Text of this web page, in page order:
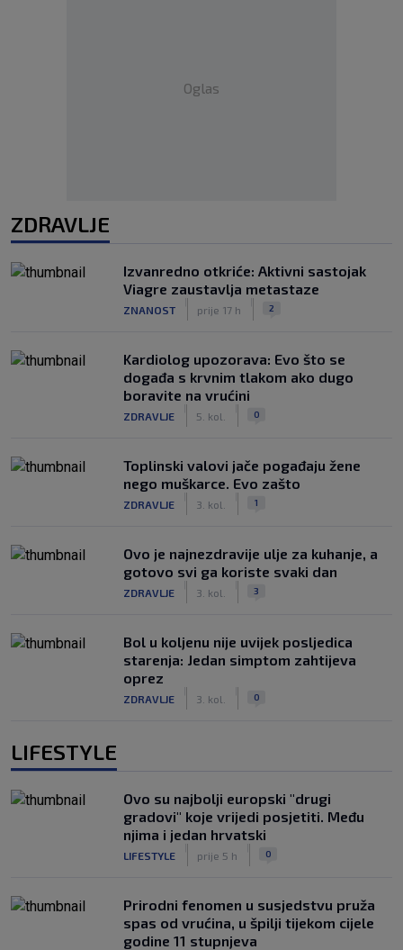
Oglas
ZDRAVLJE
Izvanredno otkriće: Aktivni sastojak
Viagre zaustavlja metastaze
ZNANOST prije 17 h 2
Kardiolog upozorava: Evo što se
događa s krvnim tlakom ako dugo
boravite na vrućini
ZDRAVLJE 5. kol. 0
Toplinski valovi jače pogađaju žene
nego muškarce. Evo zašto
ZDRAVLJE 3. kol. 1
Ovo je najnezdravije ulje za kuhanje, a
gotovo svi ga koriste svaki dan
ZDRAVLJE 3. kol. 3
Bol u koljenu nije uvijek posljedica
starenja: Jedan simptom zahtijeva
oprez
ZDRAVLJE 3. kol. 0
LIFESTYLE
Ovo su najbolji europski "drugi
gradovi" koje vrijedi posjetiti. Među
njima i jedan hrvatski
LIFESTYLE prije 5 h 0
Prirodni fenomen u susjedstvu pruža
spas od vrućina, u špilji tijekom cijele
godine 11 stupnjeva